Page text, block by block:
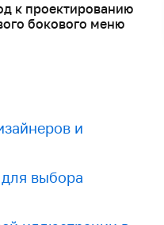
к проектированию
бокового меню
и
выбора